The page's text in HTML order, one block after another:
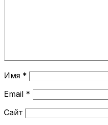
Имя *
Email *
Сайт